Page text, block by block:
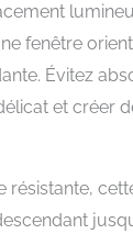
fenêtre
Évitez
et créer
résistante,